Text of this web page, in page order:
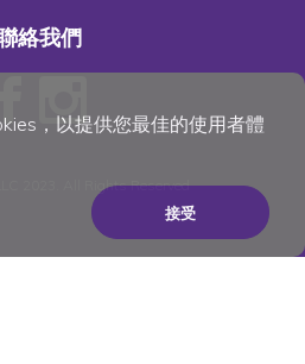
，以提供您最佳的使用者體
接受
絡我們
LLC 2023. All Rights Reserved